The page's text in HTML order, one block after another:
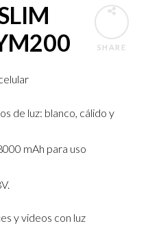
SHARE
de luz: blanco, cálido y
mAh para uso
y videos con luz